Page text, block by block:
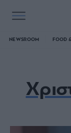
NEWSROOM FOOD